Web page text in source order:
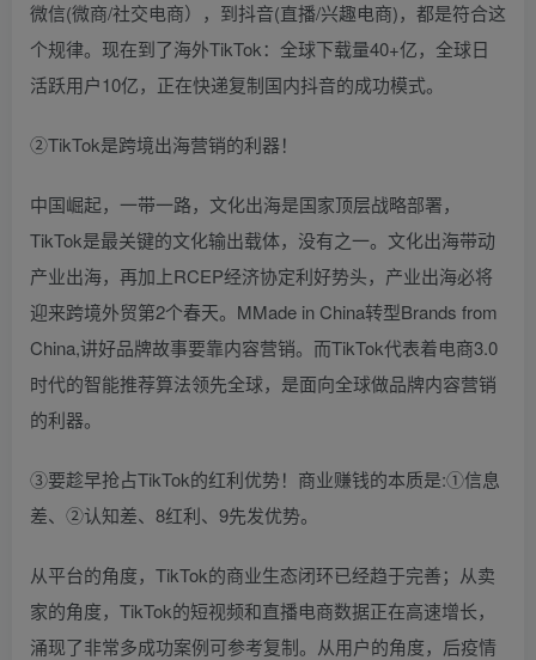
微信(微商/社交电商），到抖音(直播/兴趣电商)，都是符合这
个规律。现在到了海外TikTok：全球下载量40+亿，全球日
活跃用户10亿，正在快递复制国内抖音的成功模式。
②TikTok是跨境出海营销的利器！
中国崛起，一带一路，文化出海是国家顶层战略部署，
TikTok是最关键的文化输出载体，没有之一。文化出海带动
产业出海，再加上RCEP经济协定利好势头，产业出海必将
迎来跨境外贸第2个春天。MMade in China转型Brands from
China,讲好品牌故事要靠内容营销。而TikTok代表着电商3.0
时代的智能推荐算法领先全球，是面向全球做品牌内容营销
的利器。
③要趁早抢占TikTok的红利优势！商业赚钱的本质是:①信息
差、②认知差、8红利、9先发优势。
从平台的角度，TikTok的商业生态闭环已经趋于完善；从卖
家的角度，TikTok的短视频和直播电商数据正在高速增长，
涌现了非常多成功案例可参考复制。从用户的角度，后疫情